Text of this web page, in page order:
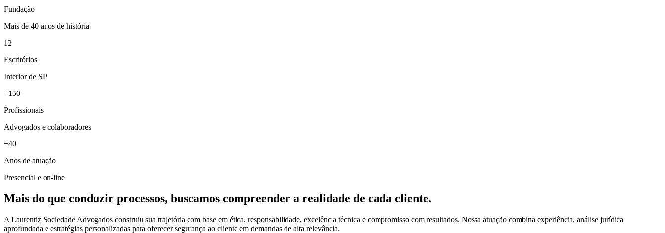
Fundação
Mais de 40 anos de história
12
Escritórios
Interior de SP
+150
Profissionais
Advogados e colaboradores
+40
Anos de atuação
Presencial e on-line
Mais do que conduzir processos, buscamos compreender a realidade de cada cliente.
A Laurentiz Sociedade Advogados construiu sua trajetória com base em ética, responsabilidade, excelência técnica e compromisso com resultados. Nossa atuação combina experiência, análise jurídica
aprofundada e estratégias personalizadas para oferecer segurança ao cliente em demandas de alta relevância.